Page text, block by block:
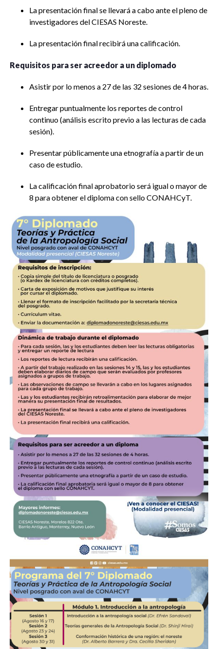
La presentación final se llevará a cabo ante el pleno de
investigadores del CIESAS Noreste.
La presentación final recibirá una calificación.
Requisitos para ser acreedor a un diplomado
Asistir por lo menos a 27 de las 32 sesiones de 4 horas.
Entregar puntualmente los reportes de control
continuo (análisis escrito previo a las lecturas de cada
sesión).
Presentar públicamente una etnografía a partir de un
caso de estudio.
La calificación final aprobatorio será igual o mayor de
8 para obtener el diploma con sello CONAHCyT.